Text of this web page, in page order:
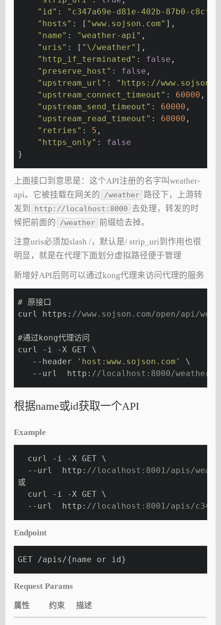
"id" :
"c347a69e-d81e-402b-87b0-
"hosts" : [ "www.sojson.com" ],
"name" : "weather-api" ,
"uris" : [ "\/weather" ],
"http_if_terminated" : false ,
"preserve_host" : false ,
"upstream_url" :
"https://
"upstream_connect_timeout" : 60000 ,
"upstream_send_timeout" : 60000 ,
"upstream_read_timeout" : 60000 ,
"retries" : 5 ,
"https_only" : false
}
上面接口到意思是：这个API注册的名字叫weather-
api。它被挂载在网关的
/weather 路径下，上游转
发到
http://localhost:8000 去处理，转发的时
候把前面的
/weather 前缀给去掉。
注意uris必须加slash /，默认是/ strip_uri到作用也很
明显，就是在代理下面划分虚拟路径便于管理
新增好API后则可以通过kong代理来访问代理的服务
# 原接口
curl https: //www.sojson.com/open/api/
#通过kong代理访问
curl -i -X GET \
   --header
'host:www.sojson.com'
\
   --url  http:
//localhost:8000/
根据name或id获取一个API
Example
  curl -i -X GET \
  --url  http:
//localhost:8001/apis/
或
  curl -i -X GET \
  --url  http:
//localhost:8001/apis/
Endpoint
GET /apis/{name or id}
Request Params
属性 约束 描述